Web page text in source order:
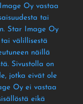
Oy vastaa
tai
. Star Image Oy
välillisestä
näillä
. Sivustolla on
, jotka eivät ole
Oy ei vastaa
eikä